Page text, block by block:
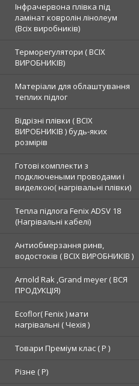
Інфрачервона плівка під
ламінат ковролін лінолеум
(Всіх виробників)
Терморегулятори ( ВСІХ
ВИРОБНИКІВ)
Матеріали для облаштування
теплих підлог
Відрізні плівки ( ВСІХ
ВИРОБНИКІВ ) будь-яких
розмірів
Готові комплекти з
подключеными проводами і
виделкою( нагрівальні плівки)
Тепла підлога Fenix ADSV 18
(Нагрівальні кабелі)
Антиобмерзання ринв,
водостоків ( ВСІХ ВИРОБНИКІВ )
Arnold Rak ,Grand meyer ( ВСЯ
ПРОДУКЦІЯ)
Ecoflor( Fenix ) мати
нагрівальні ( Чехія )
Товари Преміум клас ( Р )
Різне ( Р)